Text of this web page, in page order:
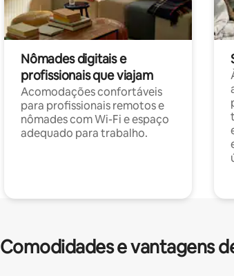
Nômades digitais e
profissionais que viajam
Acomodações confortáveis
para profissionais remotos e
nômades com Wi-Fi e espaço
adequado para trabalho.
Comodidades e vantagens